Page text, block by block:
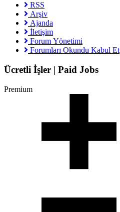
RSS
Arşiv
Ajanda
İletişim
Forum Yönetimi
Forumları Okundu Kabul Et
Ücretli İşler | Paid Jobs
Premium